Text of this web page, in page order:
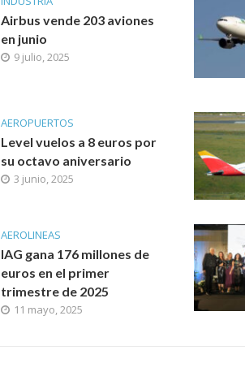
Airbus vende 203 aviones
en junio
9 julio, 2025
AEROPUERTOS
Level vuelos a 8 euros por
su octavo aniversario
3 junio, 2025
AEROLINEAS
IAG gana 176 millones de
euros en el primer
trimestre de 2025
11 mayo, 2025